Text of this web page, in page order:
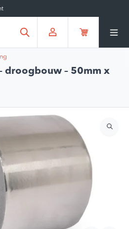
€375,00*
droogbouw – 50mm x